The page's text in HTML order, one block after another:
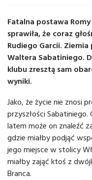
Fatalna postawa
sprawiła, że coraz
Rudiego Garcii.
Waltera Sabatiniego.
klubu zresztą sam
wyniki.
Jako, że życie nie znosi
przyszłości
latem może on znaleźć
gdzie miałby podjąć
jego miejsce w stolicy
miałby zająć ktoś z
Branca.